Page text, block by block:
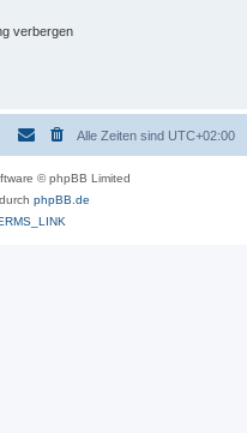
verbergen
Alle Zeiten sind UTC+02:00
© phpBB Limited
phpBB.de